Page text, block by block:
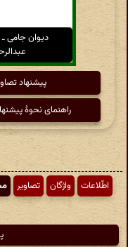
پیشنهاد
راهنمای نحوهٔ
اطّلاعات واژگان تصاویر